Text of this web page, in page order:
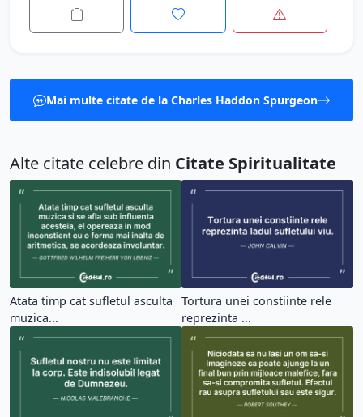
Mai multe citate de la Charles Haddon Spurgeon
Alte citate celebre din Citate Spiritualitate
Atata timp cat sufletul asculta
muzica...
Tortura unei constiinte rele
reprezinta ...